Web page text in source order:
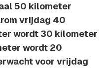
50 kilometer
vrijdag 40
wordt 30 kilometer
wordt 20
voor vrijdag